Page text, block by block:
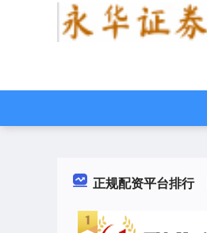
正规配资平台排行